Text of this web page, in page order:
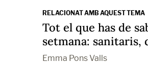
RELACIONAT AMB AQUEST TEMA
Tot el que has de
setmana: sanitaris,
Emma Pons Valls